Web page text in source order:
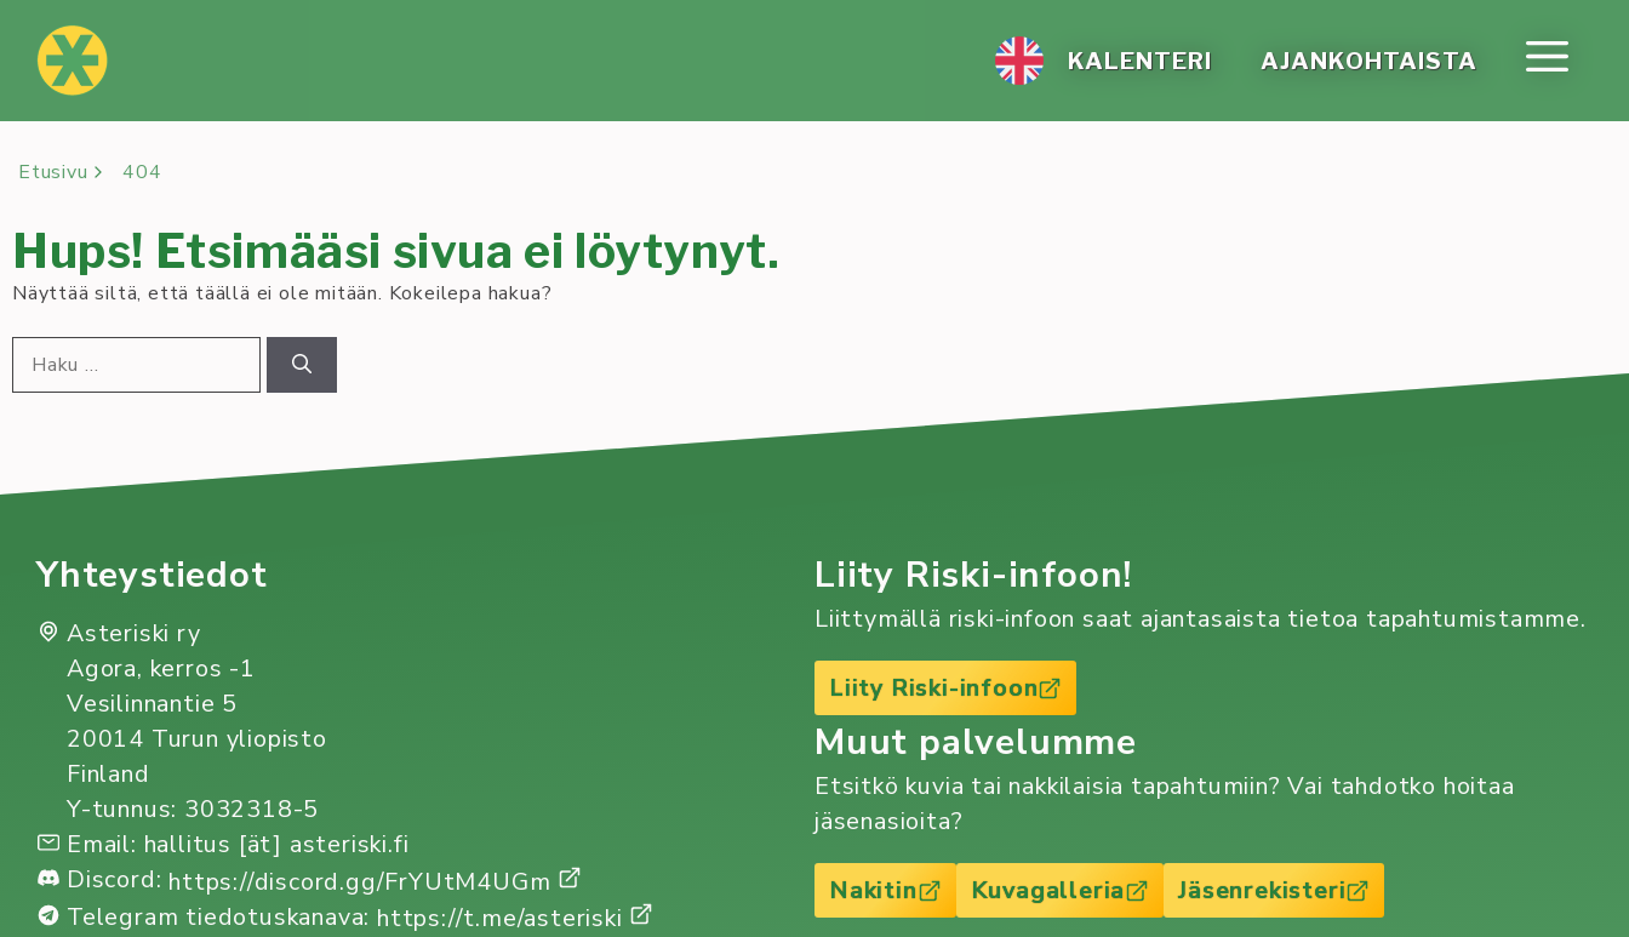
sisältöön
KA­LEN­TE­RI AJAN­KOH­TAIS­TA
Etusivu 404
Hups! Etsimääsi sivua ei löytynyt.
Näyttää siltä, että täällä ei ole mitään. Kokeilepa hakua?
Yhteystiedot
Asteriski ry
Agora, kerros -1
Vesilinnantie 5
20014 Turun yliopisto
Finland
Y-tunnus: 3032318-5
Email: hallitus [ät] asteriski.fi
Discord: https://discord.gg/FrYUtM4UGm
Telegram tiedotuskanava: https://t.me/asteriski
Liity Riski-infoon!
Liittymällä riski-infoon saat ajantasaista tietoa tapahtumistamme.
Liity Riski-infoon
Muut palvelumme
Etsitkö kuvia tai nakkilaisia tapahtumiin? Vai tahdotko hoitaa
jäsenasioita?
Nakitin Kuvagalleria Jäsenrekisteri